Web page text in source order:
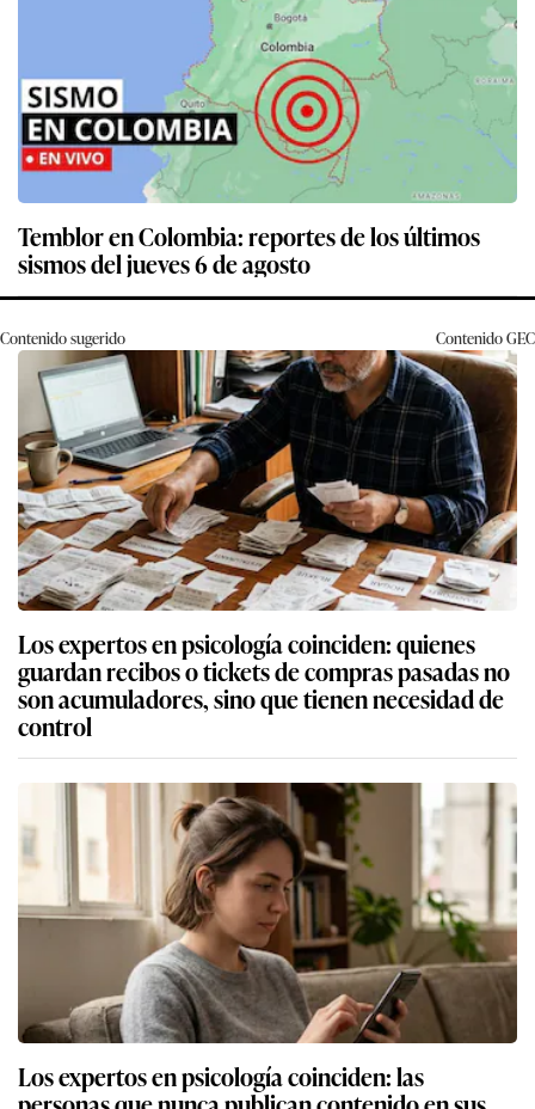
Temblor en Colombia: reportes de los últimos
sismos del jueves 6 de agosto
Contenido sugerido ContenidoGEC
Los expertos en psicología coinciden: quienes
guardan recibos o tickets de compras pasadas no
son acumuladores, sino que tienen necesidad de
control
Los expertos en psicología coinciden: las